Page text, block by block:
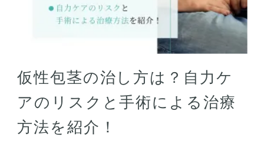
仮性包茎の治し方は？自力ケ
アのリスクと手術による治療
方法を紹介！